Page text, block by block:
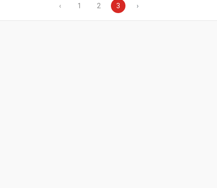
‹ 1 2 3 ›